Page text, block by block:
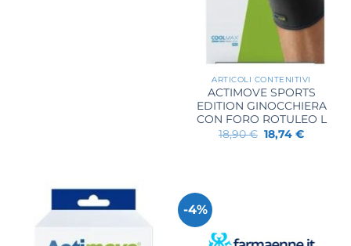
ARTICOLI CONTENITIVI
ACTIMOVE SPORTS
EDITION GINOCCHIERA
CON FORO ROTULEO L
18,90€ Il
prezzo
18,74€Il
-4%